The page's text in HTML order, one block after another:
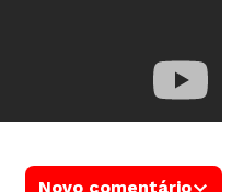
Novo comentário